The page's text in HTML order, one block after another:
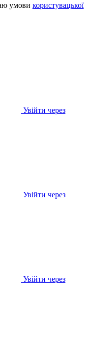
умови користувацької
Увійти через
Увійти через
Увійти через